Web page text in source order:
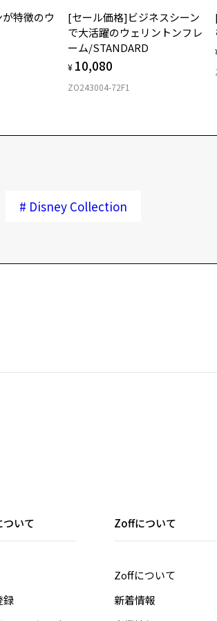
特徴のウ
[セール価格]ビジネスシーン
で大活躍のウェリントンフレ
ーム/STANDARD
¥ 10,080
ZO243004-72F1
# Disney Collection
ついて
録
Zoffについて
Zoffについて
新着情報